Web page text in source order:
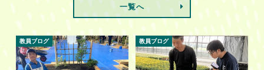
一覧へ
教員ブログ 教員ブログ